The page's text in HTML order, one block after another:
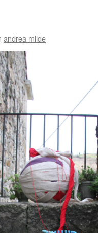
andrea milde